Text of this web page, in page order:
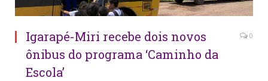
Igarapé-Miri recebe dois novos
ônibus do programa ‘Caminho da
Escola’
0